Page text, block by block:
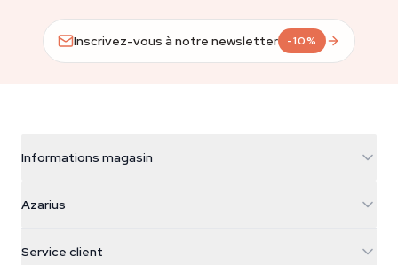
Inscrivez-vous à notre newsletter -10%
Informations magasin
Galvaniweg 11
Nederland
Azarius
Service client